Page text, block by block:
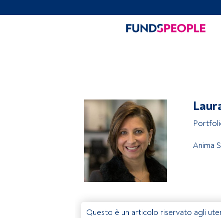
Anima
Questo è un articolo riservato agli